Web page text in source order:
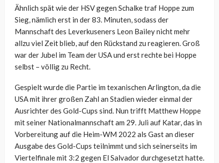
Ähnlich spät wie der HSV gegen Schalke traf Hoppe zum
Sieg, nämlich erst in der 83. Minuten, sodass der
Mannschaft des Leverkuseners Leon Bailey nicht mehr
allzu viel Zeit blieb, auf den Rückstand zu reagieren. Groß
war der Jubel im Team der USA und erst rechte bei Hoppe
selbst – völlig zu Recht.
Gespielt wurde die Partie im texanischen Arlington, da die
USA mit ihrer großen Zahl an Stadien wieder einmal der
Ausrichter des Gold-Cups sind. Nun trifft Matthew Hoppe
mit seiner Nationalmannschaft am 29. Juli auf Katar, das in
Vorbereitung auf die Heim-WM 2022 als Gast an dieser
Ausgabe des Gold-Cups teilnimmt und sich seinerseits im
Viertelfinale mit 3:2 gegen El Salvador durchgesetzt hatte.